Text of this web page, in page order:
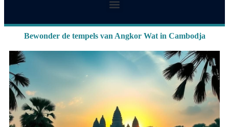
Bewonder de tempels van Angkor Wat in Cambodja